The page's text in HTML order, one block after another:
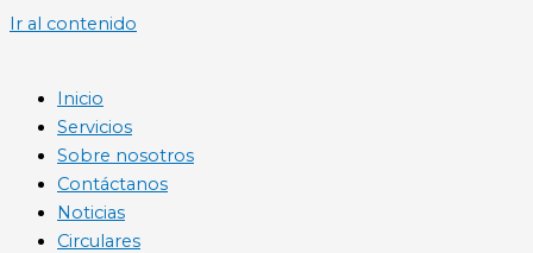
Ir al contenido
Inicio
Servicios
Sobre nosotros
Contáctanos
Noticias
Circulares